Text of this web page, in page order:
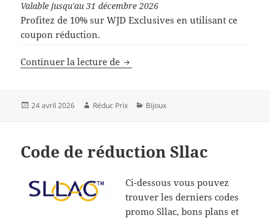
Valable jusqu'au 31 décembre 2026
Profitez de 10% sur WJD Exclusives en utilisant ce
coupon réduction.
Continuer la lecture de Code promo WJD Exclusives
Publié
24 avril 2026 Auteur
Réduc Prix Catégories
Bijoux
Code de réduction Sllac
Ci-dessous vous pouvez
trouver les derniers codes
promo Sllac, bons plans et